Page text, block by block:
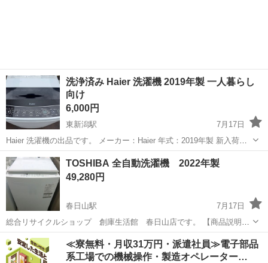
洗浄済み Haier 洗濯機 2019年製 一人暮らし
向け
6,000円
東新潟駅
7月17日
Haier 洗濯機の出品です。 メーカー：Haier 年式：2019年製 新入荷品
を点検・清掃しました。 洗濯槽、洗剤投入口、フィルター周りも確認
済みです。 中古品のため多少の使用感や小傷はありますが、まだまだ
お使いい...
新潟 新潟市 生活家電
TOSHIBA 全自動洗濯機 2022年製
49,280円
春日山駅
7月17日
総合リサイクルショップ 創庫生活館 春日山店です。 【商品説明】
TOSHIBAの全自動洗濯機になります。 AW-10M7 10.0㎏ サイズ：幅
62.2㎝ 奥行63.9㎝ 高さ105.2㎝ 当店にて洗...
新潟 上越市 春日山駅 生活家電 創庫生活館
≪寮無料・月収31万円・派遣社員≫電子部品
系工場での機械操作・製造オペレーター…